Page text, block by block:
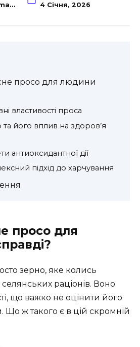
webseoupukr@gmail.com 4 Січня, 2026
просо для людини
властивості проса
його вплив на здоров’я
антиоксидантної дії
підхід до харчування
просо для
зерно, яке колись
раціонів. Воно
що важко не оцінити його
Що ж такого є в цій скромній